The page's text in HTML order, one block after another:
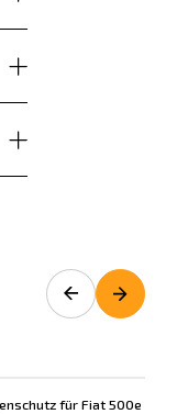
für Fiat 500e